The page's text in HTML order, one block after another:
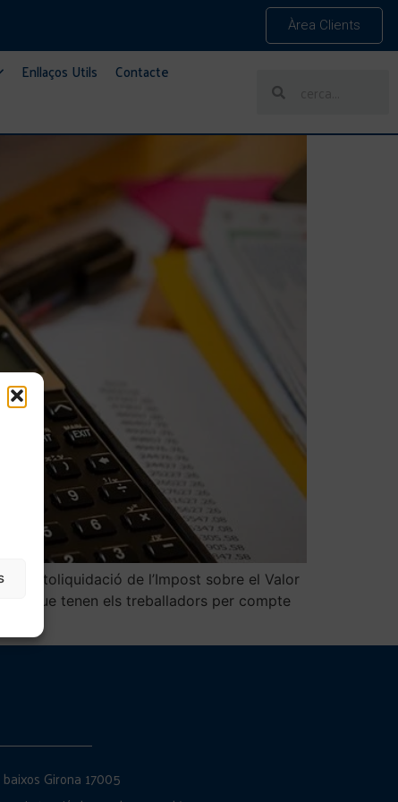
Àrea Clients
Enllaços Utils
Contacte
l’autoliquidació de l’Impost sobre el Valor
que tenen els treballadors per compte
Girona 17005